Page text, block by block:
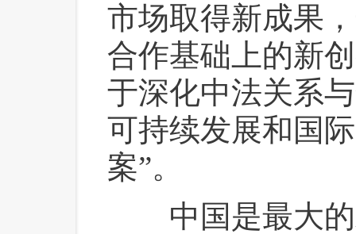
市场取得新成果
合作基础上的新
于深化中法关系
可持续发展和国
案”。
中国是最大的